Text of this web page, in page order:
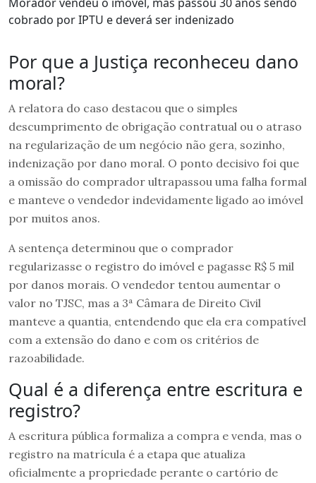
cobrado por IPTU e deverá ser indenizado
Por que a Justiça reconheceu dano
moral?
A relatora do caso destacou que o simples
descumprimento de obrigação contratual ou o atraso
na regularização de um negócio não gera, sozinho,
indenização por dano moral. O ponto decisivo foi que
a omissão do comprador ultrapassou uma falha formal
e manteve o vendedor indevidamente ligado ao imóvel
por muitos anos.
A sentença determinou que o comprador
regularizasse o registro do imóvel e pagasse R$ 5 mil
por danos morais. O vendedor tentou aumentar o
valor no TJSC, mas a 3ª Câmara de Direito Civil
manteve a quantia, entendendo que ela era compatível
com a extensão do dano e com os critérios de
razoabilidade.
Qual é a diferença entre escritura e
registro?
A escritura pública formaliza a compra e venda, mas o
registro na matrícula é a etapa que atualiza
oficialmente a propriedade perante o cartório de